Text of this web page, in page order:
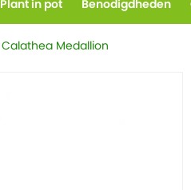
Plant in pot Benodigdheden
Calathea Medallion